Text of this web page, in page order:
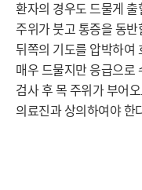
환자의 경우도 드물게
주위가 붓고 통증을 동
뒤쪽의 기도를 압박하여
매우 드물지만 응급으로
검사 후 목 주위가 부어
의료진과 상의하여야 한